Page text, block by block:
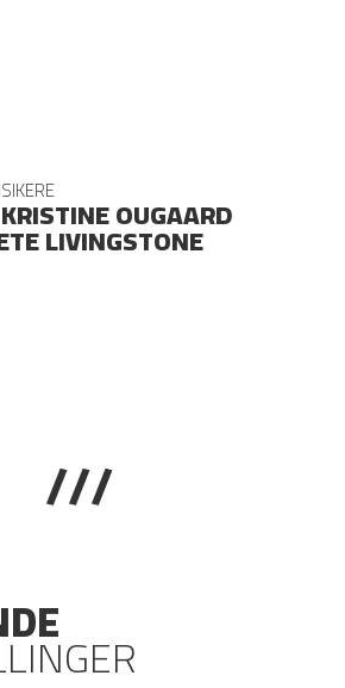
OUGAARD
LIVINGSTONE
///